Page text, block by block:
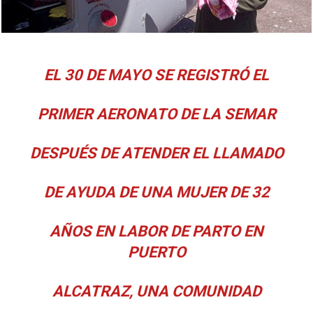
EL 30 DE MAYO SE REGISTRÓ EL
PRIMER AERONATO DE LA SEMAR
DESPUÉS DE ATENDER EL LLAMADO
DE AYUDA DE UNA MUJER DE 32
AÑOS EN LABOR DE PARTO EN
PUERTO
ALCATRAZ, UNA COMUNIDAD